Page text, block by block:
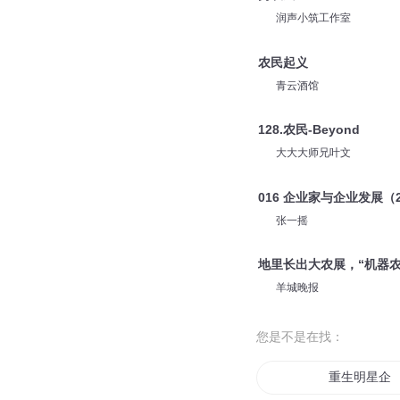
润声小筑工作室
农民起义
青云酒馆
128.农民-Beyond
大大大师兄叶文
016 企业家与企业发展（
张一摇
地里长出大农展，“机器
羊城晚报
您是不是在找：
重生明星企